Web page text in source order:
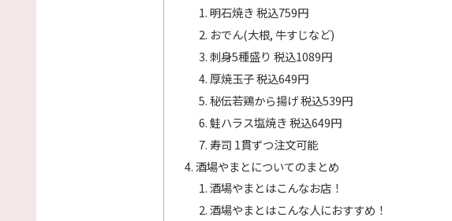
明石焼き 税込759円
おでん(大根, 牛すじなど)
刺身5種盛り 税込1089円
厚焼玉子 税込649円
秘伝若鶏から揚げ 税込539円
鮭ハラス塩焼き 税込649円
寿司 1貫ずつ注文可能
酒場やまとについてのまとめ
酒場やまとはこんなお店！
酒場やまとはこんな人におすすめ！